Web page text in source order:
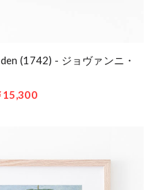
(1742) - ジョヴァンニ・
15,300